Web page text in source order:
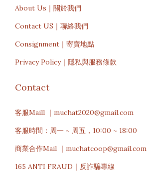
About Us｜關於我們
Contact US｜聯絡我們
Consignment｜寄賣地點
Privacy Policy｜隱私與服務條款
Contact
客服Maill ｜muchat2020@gmail.com
客服時間：周一 ~ 周五，10:00 ~ 18:00
商業合作Mail ｜muchatcoop@gmail.com
165 ANTI FRAUD｜反詐騙專線